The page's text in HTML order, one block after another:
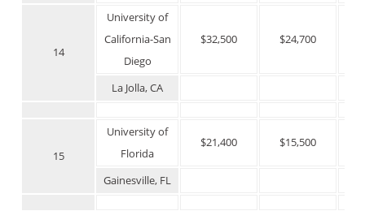
14
University of
California-San
Diego
$32,500 $24,700
La Jolla, CA
15
University of
Florida
$21,400 $15,500
Gainesville, FL